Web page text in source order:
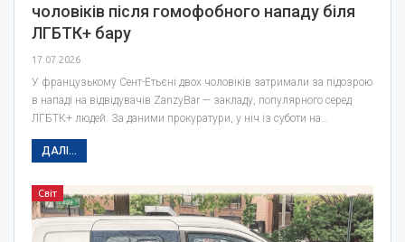
чоловіків після гомофобного нападу біля
ЛГБТК+ бару
17.07.2026
У французькому Сент-Етьєні двох чоловіків затримали за підозрою
в нападі на відвідувачів ZanzyBar — закладу, популярного серед
ЛГБТК+ людей. За даними прокуратури, у ніч із суботи на…
ДАЛІ...
Світ